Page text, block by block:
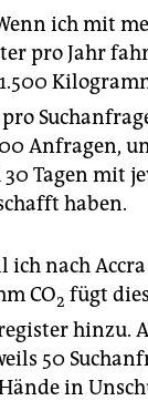
ich mit
pro Jahr
Anfragen,
30 Tagen mit
haben.
ich nach
CO2 fügt
hinzu.
50
in